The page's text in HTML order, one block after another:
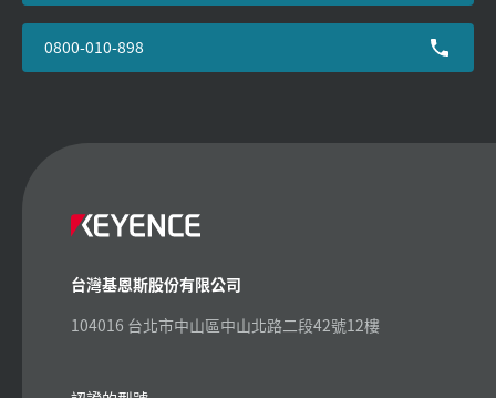
0800-010-898
台灣基恩斯股份有限公司
104016 台北市中山區中山北路二段42號12樓